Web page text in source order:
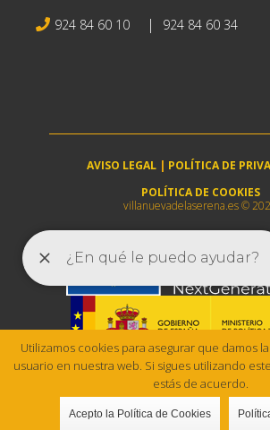
924 84 60 10 | 924 84 60 34
AVISO LEGAL | POLÍTICA DE
POLÍTICA DE COOKIES
villanuevadelaserena.es ©
Utilizamos cookies para asegurar que damos
usuario en nuestra web. Si sigues utilizando
estás de acuerdo.
Acepto la Política de Cookies